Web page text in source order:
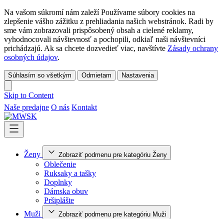
Na vašom súkromí nám zaleží Používame súbory cookies na
zlepšenie vášho zážitku z prehliadania našich webstránok. Radi by
sme vám zobrazovali prispôsobený obsah a cielené reklamy,
vyhodnocovali návštevnosť a pochopili, odkiaľ naši návštevníci
prichádzajú. Ak sa chcete dozvedieť viac, navštívte Zásady ochrany
osobných údajov.
Súhlasím so všetkým Odmietam Nastavenia
Skip to Content
Naše predajne O nás Kontakt
Ženy Zobraziť podmenu pre kategóriu Ženy
Oblečenie
Ruksaky a tašky
Doplnky
Dámska obuv
Pršiplášte
Muži
Zobraziť podmenu pre kategóriu Muži